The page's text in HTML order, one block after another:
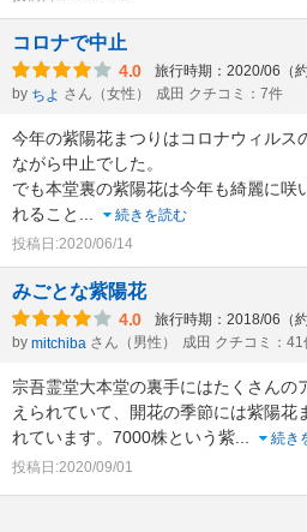
コロナで中止
4.0 旅行時期：2020/06（約
by ちよ さん（女性） 成田 クチコミ：7件
今年の紫陽花まつりはコロナウィルス
ながら中止でした。
でも本堂裏の紫陽花は今年も綺麗に咲
れること
続きを読む
投稿日:2020/06/14
みごとな紫陽花
4.0 旅行時期：2018/06（約
by mitchiba さん（男性） 成田 クチコミ：41
宗吾霊堂大本堂の裏手にはたくさんの
えられていて、開花の季節には紫陽花
れています。7000株という紫
続き
投稿日:2020/09/01